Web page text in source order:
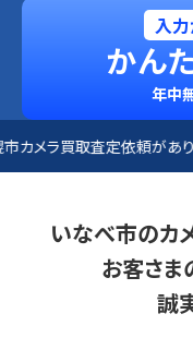
入
かん
年中
りました。 2026年8月
いなべ市のカ
お客さま
誠